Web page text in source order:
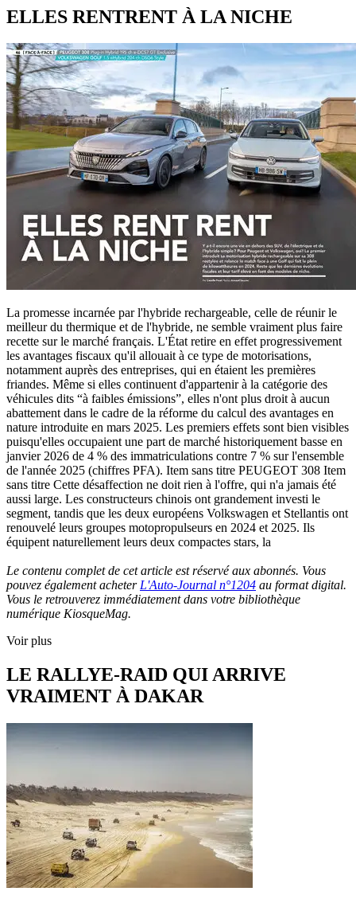
ELLES RENTRENT À LA NICHE
La promesse incarnée par l'hybride rechargeable, celle de réunir le
meilleur du thermique et de l'hybride, ne semble vraiment plus faire
recette sur le marché français. L'État retire en effet progressivement
les avantages fiscaux qu'il allouait à ce type de motorisations,
notamment auprès des entreprises, qui en étaient les premières
friandes. Même si elles continuent d'appartenir à la catégorie des
véhicules dits “à faibles émissions”, elles n'ont plus droit à aucun
abattement dans le cadre de la réforme du calcul des avantages en
nature introduite en mars 2025. Les premiers effets sont bien visibles
puisqu'elles occupaient une part de marché historiquement basse en
janvier 2026 de 4 % des immatriculations contre 7 % sur l'ensemble
de l'année 2025 (chiffres PFA). Item sans titre PEUGEOT 308 Item
sans titre Cette désaffection ne doit rien à l'offre, qui n'a jamais été
aussi large. Les constructeurs chinois ont grandement investi le
segment, tandis que les deux européens Volkswagen et Stellantis ont
renouvelé leurs groupes motopropulseurs en 2024 et 2025. Ils
équipent naturellement leurs deux compactes stars, la
Le contenu complet de cet article est réservé aux abonnés. Vous
pouvez également acheterL'Auto-Journal n°1204 au format digital.
Vous le retrouverez immédiatement dans votre bibliothèque
numérique KiosqueMag.
Voir plus
LE RALLYE-RAID QUI ARRIVE
VRAIMENT À DAKAR